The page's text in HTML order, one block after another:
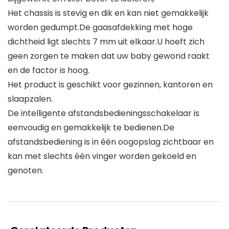
Het chassis is stevig en dik en kan niet gemakkelijk
worden gedumpt.De gaasafdekking met hoge
dichtheid ligt slechts 7 mm uit elkaar.U hoeft zich
geen zorgen te maken dat uw baby gewond raakt
en de factor is hoog.
Het product is geschikt voor gezinnen, kantoren en
slaapzalen.
De intelligente afstandsbedieningsschakelaar is
eenvoudig en gemakkelijk te bedienen.De
afstandsbediening is in één oogopslag zichtbaar en
kan met slechts één vinger worden gekoeld en
genoten.